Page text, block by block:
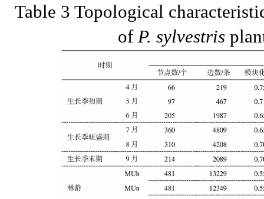
Table 3 Topological
of P. sylvestris